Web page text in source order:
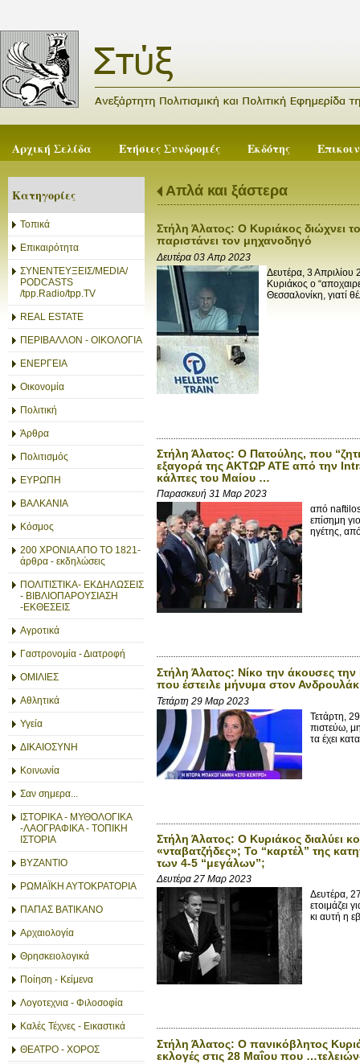
Αρχική Σελίδα Ετήσιες Συνδρομές Εκδότης
Κατηγορίες
Τοπικά
Επικαιρότητα
ΣΥΝΕΝΤΕΥΞΕΙΣ/MEDIA/
PODCASTS
/tpp.Radio/tpp.TV
REAL ESTATE
ΠΕΡΙΒΑΛΛΟΝ - ΟΙΚΟΛΟΓΙΑ
ΕΝΕΡΓΕΙΑ
Οικονομία
Πολιτική
Άρθρα
Πολιτισμός
ΕΥΡΩΠΗ
ΒΑΛΚΑΝΙΑ
Κόσμος
200 ΧΡΟΝΙΑ ΑΠΟ ΤΟ 1821-
άρθρα - εκδηλώσεις
ΠΟΛΙΤΙΣΤΙΚΑ- ΕΚΔΗΛΩΣΕΙΣ
- ΒΙΒΛΙΟΠΑΡΟΥΣΙΑΣΗ
-ΕΚΘΕΣΕΙΣ
Αγροτικά
Γαστρονομία - Διατροφή
ΟΜΙΛΙΕΣ
Αθλητικά
Υγεία
ΔΙΚΑΙΟΣΥΝΗ
Κοινωνία
Σαν σημερα...
ΙΣΤΟΡΙΚΑ - ΜΥΘΟΛΟΓΙΚΑ
-ΛΑΟΓΡΑΦΙΚΑ - ΤΟΠΙΚΗ
ΙΣΤΟΡΙΑ
ΒΥΖΑΝΤΙΟ
ΡΩΜΑΪΚΗ ΑΥΤΟΚΡΑΤΟΡΙΑ
ΠΑΠΑΣ ΒΑΤΙΚΑΝΟ
Αρχαιολογία
Θρησκειολογικά
Ποίηση - Κείμενα
Λογοτεχνια - Φιλοσοφία
Καλές Τέχνες - Εικαστικά
ΘΕΑΤΡΟ - ΧΟΡΟΣ
Απλά και ξάστερα
Στήλη Άλατος: Ο Κυριάκος διώχνει
παριστάνει τον μηχανοδηγό
Δευτέρα 03 Απρ 2023
Δευτέρα, 3
Κυριάκος ο
Θεσσαλονίκη, γιατί
Στήλη Άλατος: Ο Πατούλης, που
εξαγορά της ΑΚΤΩΡ ΑΤΕ από την
κάλπες του Μαίου …
Παρασκευή 31 Μαρ 2023
από
επίσημη
ηγέτης,
Στήλη Άλατος: Νίκο την άκουσες
που έστειλε μήνυμα στον
Τετάρτη 29 Μαρ 2023
Τετάρτη,
πιστεύω,
τα έχει
Στήλη Άλατος: Ο Κυριάκος διαλύει
«νταβατζήδες»; Το “καρτέλ” της
των 4-5 “μεγάλων”;
Δευτέρα 27 Μαρ 2023
Δευτέρα,
ετοιμάζει
κι αυτή η
Στήλη Άλατος: Ο πανικόβλητος
εκλογές στις 28 Μαΐου που